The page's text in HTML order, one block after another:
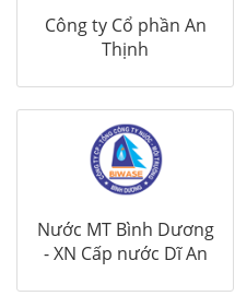
Công ty Cổ phần An
Thịnh
Nước MT Bình Dương
- XN Cấp nước Dĩ An